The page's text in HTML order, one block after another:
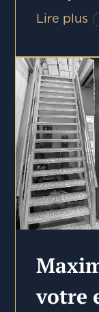
Lire plus
votre